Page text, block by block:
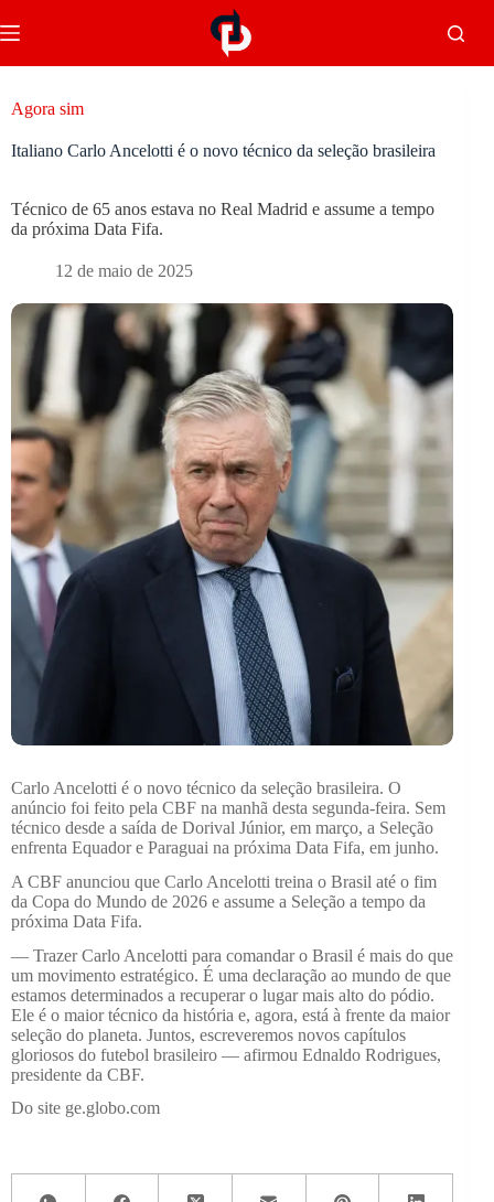
Agora sim
Italiano Carlo Ancelotti é o novo técnico da seleção brasileira
Técnico de 65 anos estava no Real Madrid e assume a tempo
da próxima Data Fifa.
12 de maio de 2025
Carlo Ancelotti é o novo técnico da seleção brasileira. O
anúncio foi feito pela CBF na manhã desta segunda-feira. Sem
técnico desde a saída de Dorival Júnior, em março, a Seleção
enfrenta Equador e Paraguai na próxima Data Fifa, em junho.
A CBF anunciou que Carlo Ancelotti treina o Brasil até o fim
da Copa do Mundo de 2026 e assume a Seleção a tempo da
próxima Data Fifa.
— Trazer Carlo Ancelotti para comandar o Brasil é mais do que
um movimento estratégico. É uma declaração ao mundo de que
estamos determinados a recuperar o lugar mais alto do pódio.
Ele é o maior técnico da história e, agora, está à frente da maior
seleção do planeta. Juntos, escreveremos novos capítulos
gloriosos do futebol brasileiro — afirmou Ednaldo Rodrigues,
presidente da CBF.
Do site ge.globo.com